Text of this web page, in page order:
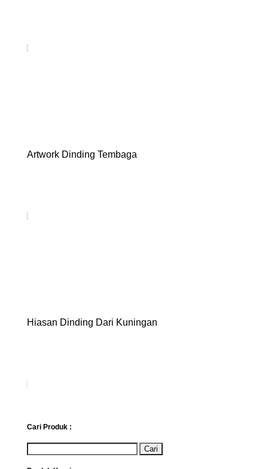
Artwork Dinding Tembaga
Hiasan Dinding Dari Kuningan
Cari Produk :